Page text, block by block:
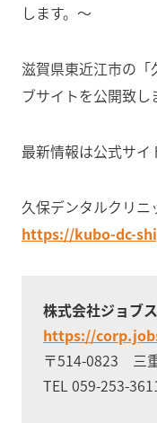
します。〜
滋賀県東近江市の「
ブサイトを公開致し
最新情報は公式サイ
久保デンタルクリ
https://kubo-dc-
株式会社ジョブ
https://
〒514-0823 三
TEL 059-253-